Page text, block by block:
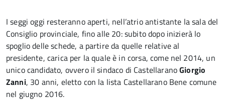
I seggi oggi resteranno aperti, nell’atrio antistante la sala del
Consiglio provinciale, fino alle 20: subito dopo inizierà lo
spoglio delle schede, a partire da quelle relative al
presidente, carica per la quale è in corsa, come nel 2014, un
unico candidato, ovvero il sindaco di CastellaranoGiorgio
Zanni, 30 anni, eletto con la lista Castellarano Bene comune
nel giugno 2016.